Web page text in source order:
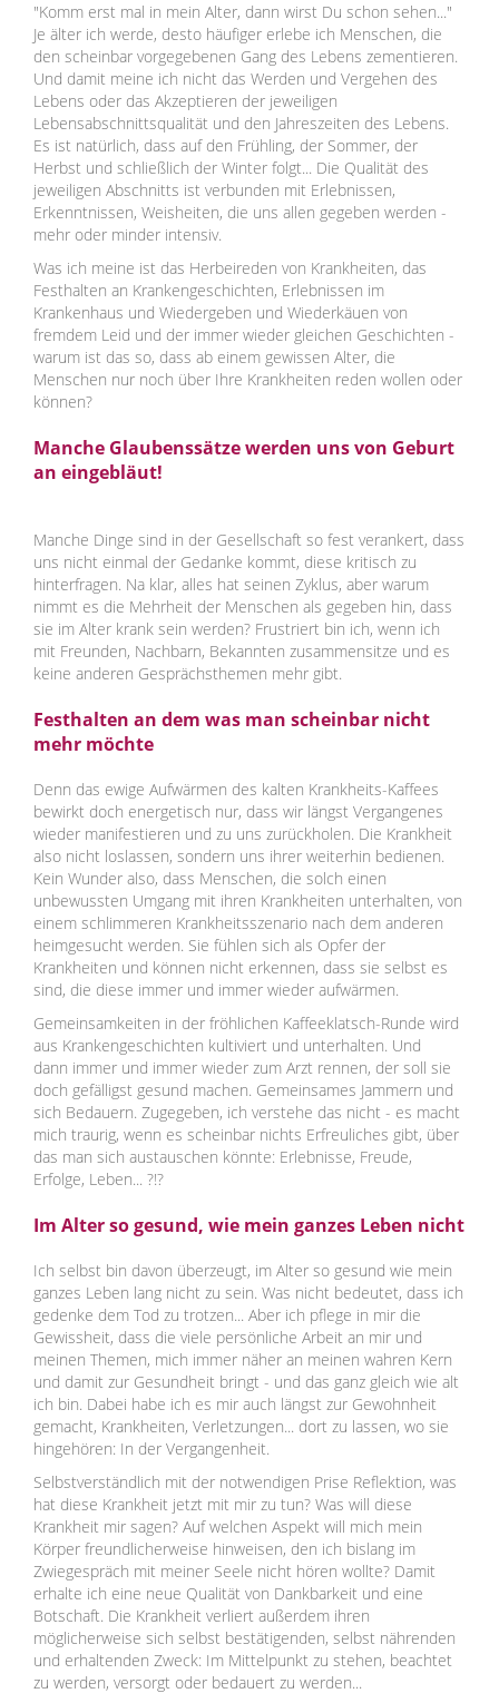
"Komm erst mal in mein Alter, dann wirst Du schon sehen..."
Je älter ich werde, desto häufiger erlebe ich Menschen, die
den scheinbar vorgegebenen Gang des Lebens zementieren.
Und damit meine ich nicht das Werden und Vergehen des
Lebens oder das Akzeptieren der jeweiligen
Lebensabschnittsqualität und den Jahreszeiten des Lebens.
Es ist natürlich, dass auf den Frühling, der Sommer, der
Herbst und schließlich der Winter folgt... Die Qualität des
jeweiligen Abschnitts ist verbunden mit Erlebnissen,
Erkenntnissen, Weisheiten, die uns allen gegeben werden -
mehr oder minder intensiv.
Was ich meine ist das Herbeireden von Krankheiten, das
Festhalten an Krankengeschichten, Erlebnissen im
Krankenhaus und Wiedergeben und Wiederkäuen von
fremdem Leid und der immer wieder gleichen Geschichten -
warum ist das so, dass ab einem gewissen Alter, die
Menschen nur noch über Ihre Krankheiten reden wollen oder
können?
Manche Glaubenssätze werden uns von Geburt
an eingebläut!
Manche Dinge sind in der Gesellschaft so fest verankert, dass
uns nicht einmal der Gedanke kommt, diese kritisch zu
hinterfragen. Na klar, alles hat seinen Zyklus, aber warum
nimmt es die Mehrheit der Menschen als gegeben hin, dass
sie im Alter krank sein werden? Frustriert bin ich, wenn ich
mit Freunden, Nachbarn, Bekannten zusammensitze und es
keine anderen Gesprächsthemen mehr gibt.
Festhalten an dem was man scheinbar nicht
mehr möchte
Denn das ewige Aufwärmen des kalten Krankheits-Kaffees
bewirkt doch energetisch nur, dass wir längst Vergangenes
wieder manifestieren und zu uns zurückholen. Die Krankheit
also nicht loslassen, sondern uns ihrer weiterhin bedienen.
Kein Wunder also, dass Menschen, die solch einen
unbewussten Umgang mit ihren Krankheiten unterhalten, von
einem schlimmeren Krankheitsszenario nach dem anderen
heimgesucht werden. Sie fühlen sich als Opfer der
Krankheiten und können nicht erkennen, dass sie selbst es
sind, die diese immer und immer wieder aufwärmen.
Gemeinsamkeiten in der fröhlichen Kaffeeklatsch-Runde wird
aus Krankengeschichten kultiviert und unterhalten. Und
dann immer und immer wieder zum Arzt rennen, der soll sie
doch gefälligst gesund machen. Gemeinsames Jammern und
sich Bedauern. Zugegeben, ich verstehe das nicht - es macht
mich traurig, wenn es scheinbar nichts Erfreuliches gibt, über
das man sich austauschen könnte: Erlebnisse, Freude,
Erfolge, Leben... ?!?
Im Alter so gesund, wie mein ganzes Leben nicht
Ich selbst bin davon überzeugt, im Alter so gesund wie mein
ganzes Leben lang nicht zu sein. Was nicht bedeutet, dass ich
gedenke dem Tod zu trotzen... Aber ich pflege in mir die
Gewissheit, dass die viele persönliche Arbeit an mir und
meinen Themen, mich immer näher an meinen wahren Kern
und damit zur Gesundheit bringt - und das ganz gleich wie alt
ich bin. Dabei habe ich es mir auch längst zur Gewohnheit
gemacht, Krankheiten, Verletzungen... dort zu lassen, wo sie
hingehören: In der Vergangenheit.
Selbstverständlich mit der notwendigen Prise Reflektion, was
hat diese Krankheit jetzt mit mir zu tun? Was will diese
Krankheit mir sagen? Auf welchen Aspekt will mich mein
Körper freundlicherweise hinweisen, den ich bislang im
Zwiegespräch mit meiner Seele nicht hören wollte? Damit
erhalte ich eine neue Qualität von Dankbarkeit und eine
Botschaft. Die Krankheit verliert außerdem ihren
möglicherweise sich selbst bestätigenden, selbst nährenden
und erhaltenden Zweck: Im Mittelpunkt zu stehen, beachtet
zu werden, versorgt oder bedauert zu werden...